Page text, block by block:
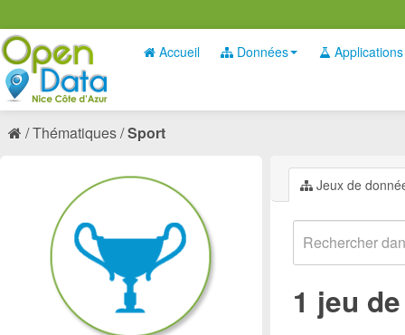
Accueil Données Applications
Thématiques Sport
Jeux de
1 jeu